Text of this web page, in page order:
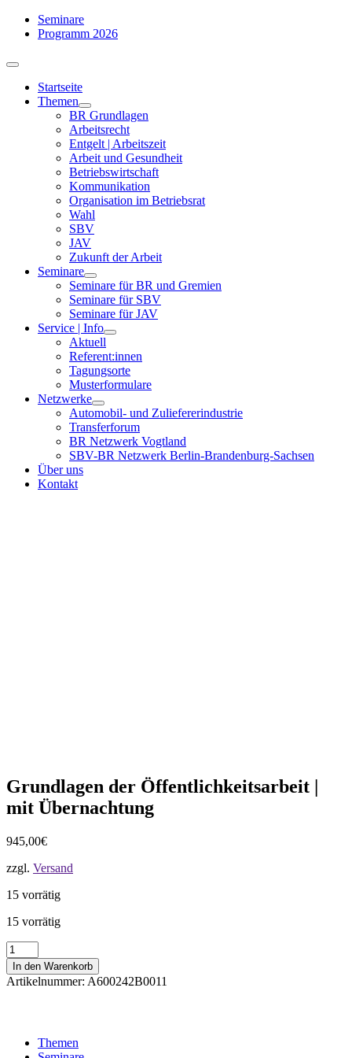
Zum
Inhalt
Seminare
Programm 2026
Toggle
NavigationStartseite
Themen
BR Grundlagen
Arbeits­recht
Entgelt | Arbeitszeit
Arbeit und Gesundheit
Betriebswirtschaft
Kommuni­kation
Organisation im Betriebsrat
Wahl
SBV
JAV
Zukunft der Arbeit
Seminare
Seminare für BR und Gremien
Seminare für SBV
Seminare für JAV
Service | Info
Aktuell
Referent:innen
Tagungsorte
Musterformulare
Netzwerke
Automobil- und Zuliefererindustrie
Transferforum
BR Netzwerk Vogtland
SBV-BR Netzwerk Berlin-Brandenburg-Sachsen
Über uns
Kontakt
Grundlagen der Öffentlichkeitsarbeit |
mit Übernachtung
945,00€
zzgl. Versand
15 vorrätig
15 vorrätig
Grundlagen
der
Öffentlichkeitsarbeit
|
In den Warenkorb
Artikelnummer: A600242B0011
Themen